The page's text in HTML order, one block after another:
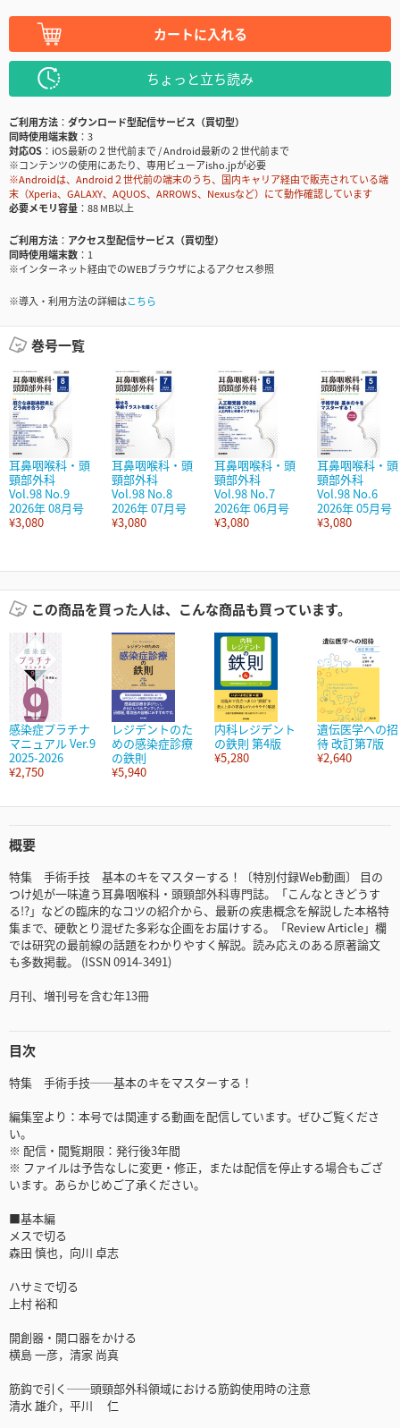
カートに入れる
ちょっと立ち読み
ご利用方法
ダウンロード型配信サービス（買切型）
同時使用端末数
3
対応OS
iOS最新の２世代前まで / Android最新の２世代前まで
※コンテンツの使用にあたり、専用ビューアisho.jpが必要
※Androidは、Android２世代前の端末のうち、国内キャリア経由で販売されている端
末（Xperia、GALAXY、AQUOS、ARROWS、Nexusなど）にて動作確認しています
必要メモリ容量
88 MB以上
ご利用方法
アクセス型配信サービス（買切型）
同時使用端末数
1
※インターネット経由でのWEBブラウザによるアクセス参照
※導入・利用方法の詳細はこちら
巻号一覧
耳鼻咽喉科・頭
頸部外科
Vol.98 No.9
2026年 08月号
¥3,080
耳鼻咽喉科・頭
頸部外科
Vol.98 No.8
2026年 07月号
¥3,080
耳鼻咽喉科・頭
頸部外科
Vol.98 No.7
2026年 06月号
¥3,080
耳鼻咽喉科・頭
頸部外科
Vol.98 No.6
2026年 05月号
¥3,080
この商品を買った人は、こんな商品も買っています。
感染症プラチナ
マニュアル Ver.9
2025-2026
¥2,750
レジデントのた
めの感染症診療
の鉄則
¥5,940
内科レジデント
の鉄則 第4版
¥5,280
遺伝医学への招
待 改訂第7版
¥2,640
概要
特集 手術手技 基本のキをマスターする！〔特別付録Web動画〕 目の
つけ処が一味違う耳鼻咽喉科・頭頸部外科専門誌。「こんなときどうす
る!?」などの臨床的なコツの紹介から、最新の疾患概念を解説した本格特
集まで、硬軟とり混ぜた多彩な企画をお届けする。「Review Article」欄
では研究の最前線の話題をわかりやすく解説。読み応えのある原著論文
も多数掲載。 (ISSN 0914-3491)
月刊、増刊号を含む年13冊
目次
特集 手術手技──基本のキをマスターする！
編集室より：本号では関連する動画を配信しています。ぜひご覧くださ
い。
※ 配信・閲覧期限：発行後3年間
※ ファイルは予告なしに変更・修正，または配信を停止する場合もござ
います。あらかじめご了承ください。
■基本編
メスで切る
森田 慎也，向川 卓志
ハサミで切る
上村 裕和
開創器・開口器をかける
横島 一彦，清家 尚真
筋鈎で引く──頭頸部外科領域における筋鈎使用時の注意
清水 雄介，平川 仁